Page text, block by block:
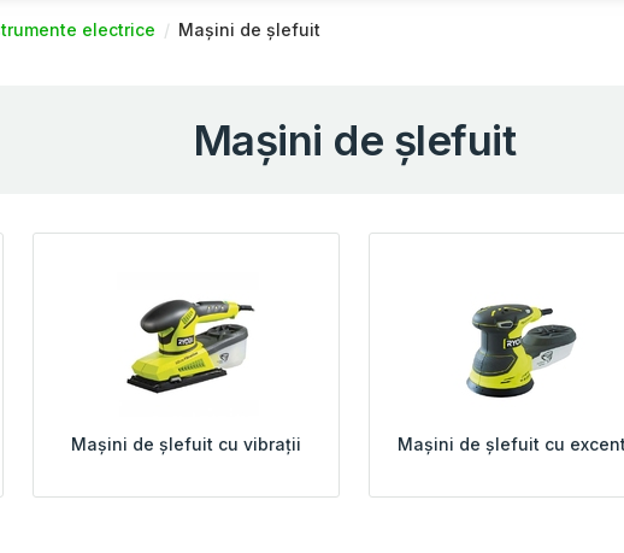
electrice Mașini de șlefuit
Mașini de șlefuit
Mașini de șlefuit cu vibrații Mașini de șlefuit cu